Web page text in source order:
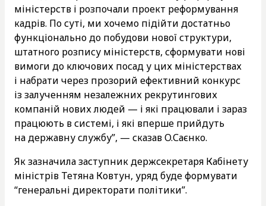
міністерств і розпочали проект реформування
кадрів. По суті, ми хочемо підійти достатньо
функціонально до побудови нової структури,
штатного розпису міністерств, сформувати нові
вимоги до ключових посад у цих міністерствах
і набрати через прозорий ефективний конкурс
із залученням незалежних рекрутингових
компаній нових людей — і які працювали і зараз
працюють в системі, і які вперше прийдуть
на державну службу”, — сказав О.Саєнко.
Як зазначила заступник держсекретаря Кабінету
міністрів Тетяна Ковтун, уряд буде формувати
“генеральні директорати політики”.